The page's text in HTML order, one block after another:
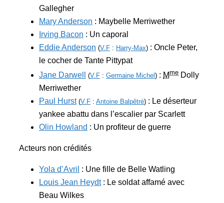
Gallegher
Mary Anderson : Maybelle Merriwether
Irving Bacon : Un caporal
Eddie Anderson (V.F : Harry-Max) : Oncle Peter,
le cocher de Tante Pittypat
Jane Darwell
(V.F : Germaine Michel ) : Mme Dolly
Merriwether
Paul Hurst (V.F : Antoine Balpêtré) : Le déserteur
yankee abattu dans l’escalier par Scarlett
Olin Howland : Un profiteur de guerre
Acteurs non crédités
Yola d’Avril : Une fille de Belle Watling
Louis Jean Heydt: Le soldat affamé avec
Beau Wilkes